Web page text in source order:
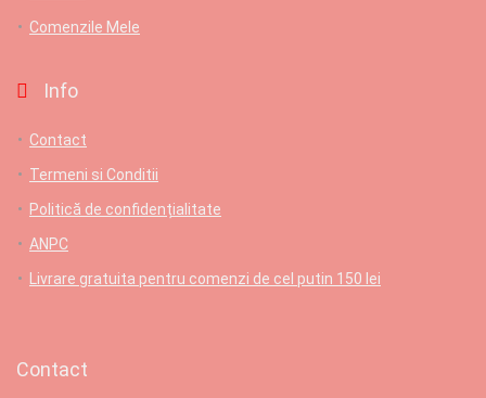
Comenzile Mele
Info
Contact
Termeni si Conditii
Politică de confidențialitate
ANPC
Livrare gratuita pentru comenzi de cel putin 150 lei
Contact